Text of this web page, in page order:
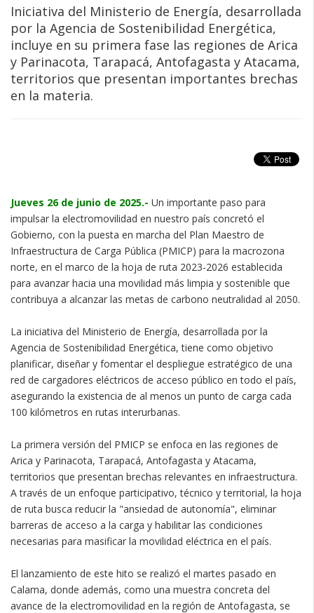
Iniciativa del Ministerio de Energía, desarrollada
por la Agencia de Sostenibilidad Energética,
incluye en su primera fase las regiones de Arica
y Parinacota, Tarapacá, Antofagasta y Atacama,
territorios que presentan importantes brechas
en la materia.
Jueves 26 de junio de 2025.- Un importante paso para
impulsar la electromovilidad en nuestro país concretó el
Gobierno, con la puesta en marcha del Plan Maestro de
Infraestructura de Carga Pública (PMICP) para la macrozona
norte, en el marco de la hoja de ruta 2023-2026 establecida
para avanzar hacia una movilidad más limpia y sostenible que
contribuya a alcanzar las metas de carbono neutralidad al 2050.
La iniciativa del Ministerio de Energía, desarrollada por la
Agencia de Sostenibilidad Energética, tiene como objetivo
planificar, diseñar y fomentar el despliegue estratégico de una
red de cargadores eléctricos de acceso público en todo el país,
asegurando la existencia de al menos un punto de carga cada
100 kilómetros en rutas interurbanas.
La primera versión del PMICP se enfoca en las regiones de
Arica y Parinacota, Tarapacá, Antofagasta y Atacama,
territorios que presentan brechas relevantes en infraestructura.
A través de un enfoque participativo, técnico y territorial, la hoja
de ruta busca reducir la "ansiedad de autonomía", eliminar
barreras de acceso a la carga y habilitar las condiciones
necesarias para masificar la movilidad eléctrica en el país.
El lanzamiento de este hito se realizó el martes pasado en
Calama, donde además, como una muestra concreta del
avance de la electromovilidad en la región de Antofagasta, se